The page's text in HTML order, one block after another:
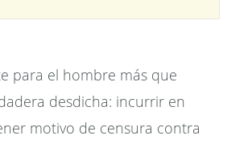
para el hombre más que
desdicha: incurrir en
motivo de censura contra